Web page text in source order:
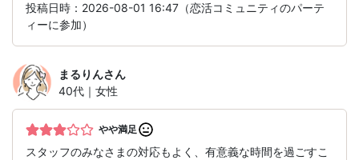
投稿日時：2026-08-01 16:47（恋活コミュニティのパーテ
ィーに参加）
まるりんさん
40代｜女性
やや満足
スタッフのみなさまの対応もよく、有意義な時間を過ごすこ